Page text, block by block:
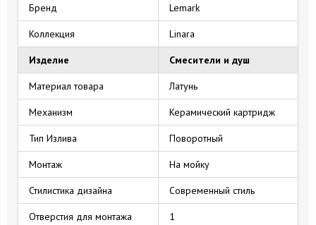
Бренд Lemark
Коллекция Linara
Изделие Смесители и душ
Материал товара Латунь
Механизм Керамический картридж
Тип Излива Поворотный
Монтаж На мойку
Стилистика дизайна Современный стиль
Отверстия для монтажа 1